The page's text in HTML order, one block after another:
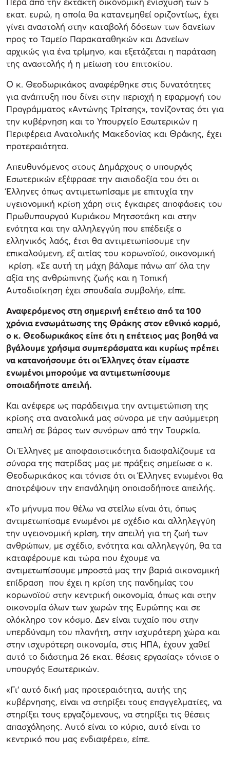
εκατ. ευρώ, η οποία θα κατανεμηθεί οριζοντίως, έχει
γίνει αναστολή στην καταβολή δόσεων των δανείων
προς το Ταμείο Παρακαταθηκών και Δανείων
αρχικώς για ένα τρίμηνο, και εξετάζεται η παράταση
της αναστολής ή η μείωση του επιτοκίου.
Ο κ. Θεοδωρικάκος αναφέρθηκε στις δυνατότητες
για ανάπτυξη που δίνει στην περιοχή η εφαρμογή του
Προγράμματος «Αντώνης Τρίτσης», τονίζοντας ότι για
την κυβέρνηση και το Υπουργείο Εσωτερικών η
Περιφέρεια Ανατολικής Μακεδονίας και Θράκης, έχει
προτεραιότητα.
Απευθυνόμενος στους Δημάρχους ο υπουργός
Εσωτερικών εξέφρασε την αισιοδοξία του ότι οι
Έλληνες όπως αντιμετωπίσαμε με επιτυχία την
υγειονομική κρίση χάρη στις έγκαιρες αποφάσεις του
Πρωθυπουργού Κυριάκου Μητσοτάκη και στην
ενότητα και την αλληλεγγύη που επέδειξε ο
ελληνικός λαός, έτσι θα αντιμετωπίσουμε την
επικαλούμενη, εξ αιτίας του κορωνοϊού, οικονομική
κρίση. «Σε αυτή τη μάχη βάλαμε πάνω απ’ όλα την
αξία της ανθρώπινης ζωής και η Τοπική
Αυτοδιοίκηση έχει σπουδαία συμβολή», είπε.
Αναφερόμενος στη σημερινή επέτειο από τα 100
χρόνια ενσωμάτωσης της Θράκης στον εθνικό κορμό,
ο κ. Θεοδωρικάκος είπε ότι η επέτειος μας βοηθά να
βγάλουμε χρήσιμα συμπεράσματα και κυρίως πρέπει
να κατανοήσουμε ότι οι Έλληνες όταν είμαστε
ενωμένοι μπορούμε να αντιμετωπίσουμε
οποιαδήποτε απειλή.
Και ανέφερε ως παράδειγμα την αντιμετώπιση της
κρίσης στα ανατολικά μας σύνορα με την ασύμμετρη
απειλή σε βάρος των συνόρων από την Τουρκία.
Οι Έλληνες με αποφασιστικότητα διασφαλίζουμε τα
σύνορα της πατρίδας μας με πράξεις σημείωσε ο κ.
Θεοδωρικάκος και τόνισε ότι οι Έλληνες ενωμένοι θα
αποτρέψουν την επανάληψη οποιασδήποτε απειλής.
«Το μήνυμα που θέλω να στείλω είναι ότι, όπως
αντιμετωπίσαμε ενωμένοι με σχέδιο και αλληλεγγύη
την υγειονομική κρίση, την απειλή για τη ζωή των
ανθρώπων, με σχέδιο, ενότητα και αλληλεγγύη, θα τα
καταφέρουμε και τώρα που έχουμε να
αντιμετωπίσουμε μπροστά μας την βαριά οικονομική
επίδραση που έχει η κρίση της πανδημίας του
κορωνοϊού στην κεντρική οικονομία, όπως και στην
οικονομία όλων των χωρών της Ευρώπης και σε
ολόκληρο τον κόσμο. Δεν είναι τυχαίο που στην
υπερδύναμη του πλανήτη, στην ισχυρότερη χώρα και
στην ισχυρότερη οικονομία, στις ΗΠΑ, έχουν χαθεί
αυτό το διάστημα 26 εκατ. θέσεις εργασίας» τόνισε ο
υπουργός Εσωτερικών.
«Γι’ αυτό δική μας προτεραιότητα, αυτής της
κυβέρνησης, είναι να στηρίξει τους επαγγελματίες, να
στηρίξει τους εργαζόμενους, να στηρίξει τις θέσεις
απασχόλησης. Αυτό είναι το κύριο, αυτό είναι το
κεντρικό που μας ενδιαφέρει», είπε.